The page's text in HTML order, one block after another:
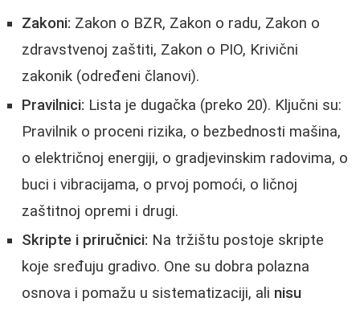
Zakoni: Zakon o BZR, Zakon o radu, Zakon o
zdravstvenoj zaštiti, Zakon o PIO, Krivični
zakonik (određeni članovi).
Pravilnici: Lista je dugačka (preko 20). Ključni su:
Pravilnik o proceni rizika, o bezbednosti mašina,
o električnoj energiji, o gradjevinskim radovima, o
buci i vibracijama, o prvoj pomoći, o ličnoj
zaštitnoj opremi i drugi.
Skripte i priručnici: Na tržištu postoje skripte
koje sređuju gradivo. One su dobra polazna
osnova i pomažu u sistematizaciji, ali nisu